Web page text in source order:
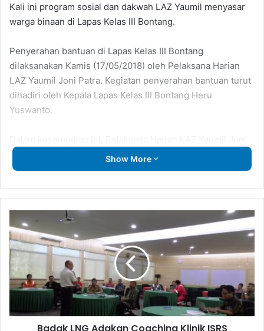
Kali ini program sosial dan dakwah LAZ Yaumil menyasar
warga binaan di Lapas Kelas III Bontang.
Penyerahan bantuan di Lapas Kelas III Bontang
dilaksanakan Kamis (17/05/2018) oleh Pelaksana Harian
LAZ Yaumil Joni Patra. Kegiatan penyerahan bantuan turut
dihadiri oleh Kepala Lapas Kelas III Bontang Heru
Yuswanto.
Patra mengungkapkan rasa syukur karena dapat
menyalurkan bantuan dari para Muzaki kepada warga
sebagai bahan berbuka puasa warga binaan.
Show More
LNG
Adakan
Coaching
Klinik
ISRS